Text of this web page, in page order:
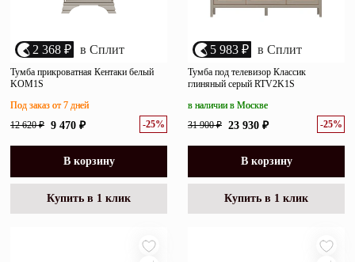
2 368 ₽ в Сплит
Тумба прикроватная Кентаки белый
KOM1S
12 620 ₽ 9 470 ₽ -25%
Под заказ от 7 дней
В корзину
Купить в 1 клик
5 983 ₽ в Сплит
Тумба под телевизор Классик
глиняный серый RTV2K1S
31 900 ₽ 23 930 ₽ -25%
в наличии в Москве
В корзину
Купить в 1 клик